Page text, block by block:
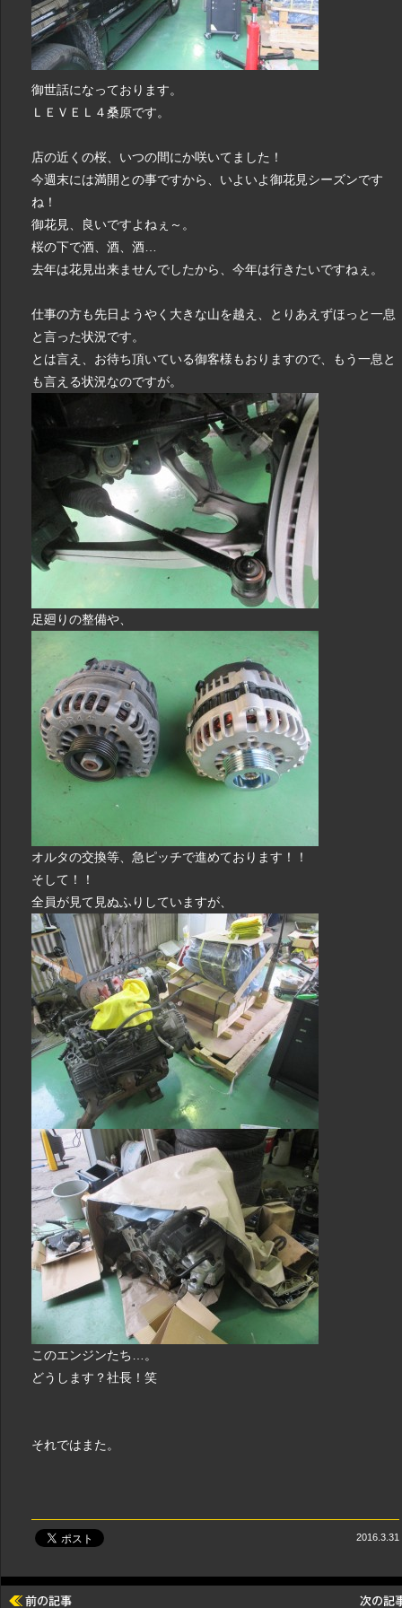
御世話になっております。
ＬＥＶＥＬ４桑原です。
店の近くの桜、いつの間にか咲いてました！
今週末には満開との事ですから、いよいよ御花見シーズンです
ね！
御花見、良いですよねぇ～。
桜の下で酒、酒、酒…
去年は花見出来ませんでしたから、今年は行きたいですねぇ。
仕事の方も先日ようやく大きな山を越え、とりあえずほっと一息
と言った状況です。
とは言え、お待ち頂いている御客様もおりますので、もう一息と
も言える状況なのですが。
足廻りの整備や、
オルタの交換等、急ピッチで進めております！！
そして！！
全員が見て見ぬふりしていますが、
このエンジンたち…。
どうします？社長！笑
それではまた。
2016.3.31